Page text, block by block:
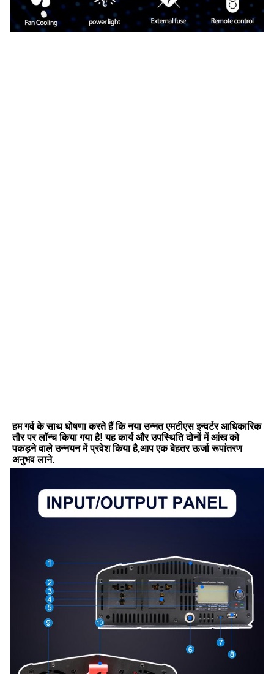
हम गर्व के साथ घोषणा करते हैं कि नया उन्नत एमटीएस इन्वर्टर आधिकारिक
तौर पर लॉन्च किया गया है! यह कार्य और उपस्थिति दोनों में आंख को
पकड़ने वाले उन्नयन में प्रवेश किया है,आप एक बेहतर ऊर्जा रूपांतरण
अनुभव लाने.